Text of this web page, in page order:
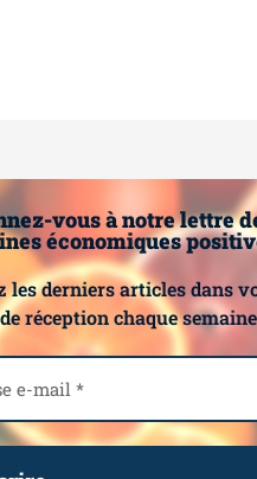
vous à notre lettre
économiques
les derniers articles dans
réception chaque